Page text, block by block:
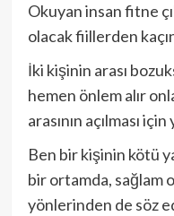
Okuyan insan fitne
olacak fiillerden
İki kişinin arası
hemen önlem alır
arasının açılması
Ben bir kişinin kötü
bir ortamda, sağlam
yönlerinden de söz